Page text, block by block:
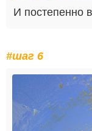
И постепенно
#шаг 6